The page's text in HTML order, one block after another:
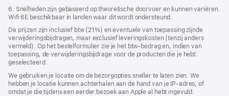
6. Snelheden zijn gebaseerd op theoretische doorvoer en kunnen variëren.
Wifi 6E beschikbaar in landen waar dit wordt ondersteund.
De prijzen zijn inclusief btw (21%) en eventuele van toepassing zijnde
verwijderingsbijdragen, maar exclusief leveringskosten (tenzij anders
vermeld). Op het bestelformulier zie je het btw-bedrag en, indien van
toepassing, de verwijderingsbijdrage voor de producten die je hebt
geselecteerd.
We gebruiken je locatie om de bezorgopties sneller te laten zien. We
hebben je locatie kunnen achterhalen aan de hand van je IP-adres, of
omdat je die tijdens een eerder bezoek aan Apple al hebt ingevuld.